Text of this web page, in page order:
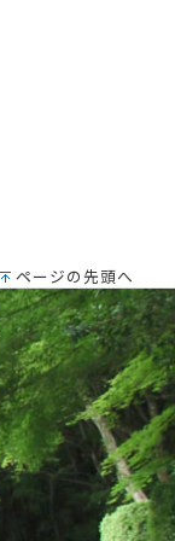
ページの先頭へ